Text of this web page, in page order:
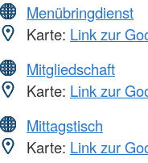
Menübringdienst
Karte: Link zur
Mitgliedschaft
Karte: Link zur
Mittagstisch
Karte: Link zur